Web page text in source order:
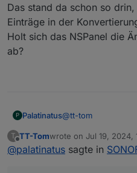
das Komma am Ende
komplett löschen
Das stand da schon so
Einträge in der
Holt sich das NSPanel die
ab?
P Palatinatus@tt-tom
Das stand da
Einträge in der
T
Offline
TT-Tomwrote on Jul 19, 2024,
last edited by
@palatinatus sagte in